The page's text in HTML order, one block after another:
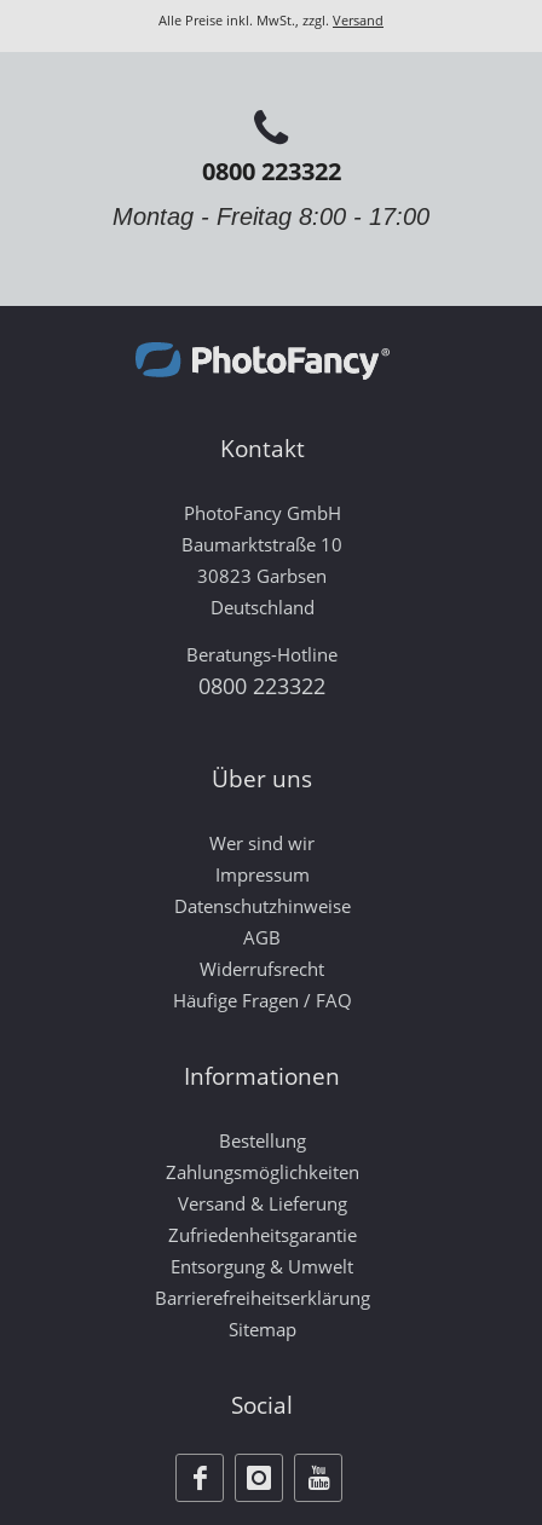
Alle Preise inkl. MwSt., zzgl. Versand
0800 223322
Montag - Freitag 8:00 - 17:00
Kontakt
PhotoFancy GmbH
Baumarktstraße 10
30823 Garbsen
Deutschland
Beratungs-Hotline
0800 223322
Über uns
Wer sind wir
Impressum
Datenschutzhinweise
AGB
Widerrufsrecht
Häufige Fragen / FAQ
Informationen
Bestellung
Zahlungsmöglichkeiten
Versand & Lieferung
Zufriedenheitsgarantie
Entsorgung & Umwelt
Barrierefreiheitserklärung
Sitemap
Social